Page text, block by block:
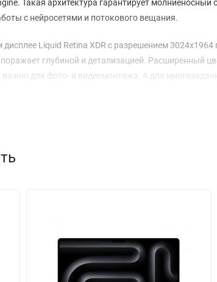
Такая архитектура гарантирует
с нейросетями и потокового вещания.
Liquid Retina XDR с разрешением 3024x1964
глубиной и детализацией. Расширенный
важно для фото- и видеомонтажа. А для
внешних мониторов 6K.
конференций.
MacBook Pro остаётся верен принципу